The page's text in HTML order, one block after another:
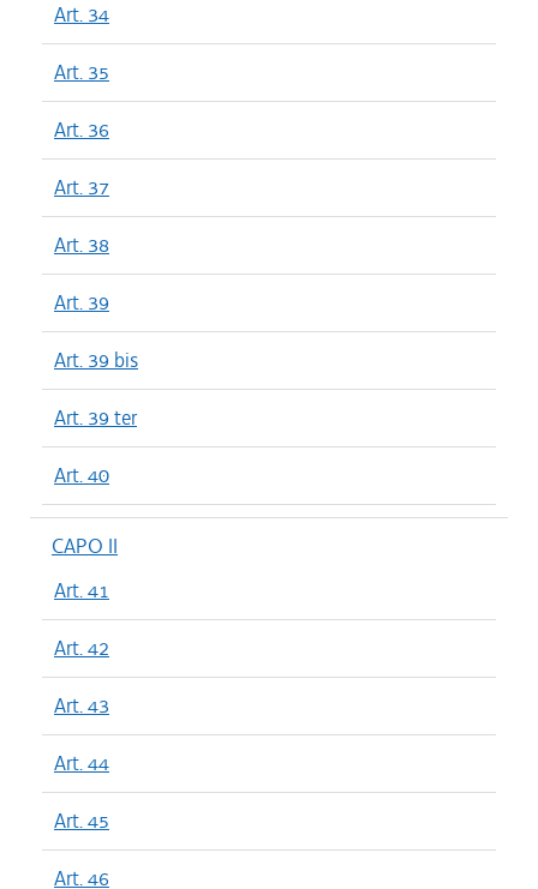
Art. 34
Art. 35
Art. 36
Art. 37
Art. 38
Art. 39
Art. 39 bis
Art. 39 ter
Art. 40
CAPO II
Art. 41
Art. 42
Art. 43
Art. 44
Art. 45
Art. 46